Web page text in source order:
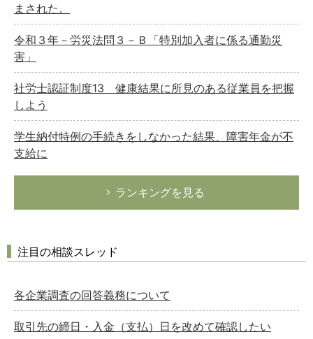
まされた。
令和３年－労災法問３－Ｂ「特別加入者に係る通勤災
害」
社労士認証制度13 健康結果に所見のある従業員を把握
しよう
学生納付特例の手続きをしなかった結果、障害年金が不
支給に
ランキングを見る
注目の相談スレッド
各企業調査の回答義務について
取引先の締日・入金（支払）日を改めて確認したい